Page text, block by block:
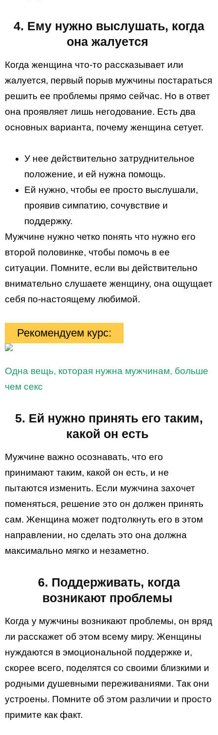
4. Ему нужно выслушать, когда
она жалуется
Когда женщина что-то рассказывает или
жалуется, первый порыв мужчины постараться
решить ее проблемы прямо сейчас. Но в ответ
она проявляет лишь негодование. Есть два
основных варианта, почему женщина сетует.
У нее действительно затруднительное
положение, и ей нужна помощь.
Ей нужно, чтобы ее просто выслушали,
проявив симпатию, сочувствие и
поддержку.
Мужчине нужно четко понять что нужно его
второй половинке, чтобы помочь в ее
ситуации. Помните, если вы действительно
внимательно слушаете женщину, она ощущает
себя по-настоящему любимой.
Рекомендуем курс:
Одна вещь, которая нужна мужчинам, больше
чем секс
5. Ей нужно принять его таким,
какой он есть
Мужчине важно осознавать, что его
принимают таким, какой он есть, и не
пытаются изменить. Если мужчина захочет
поменяться, решение это он должен принять
сам. Женщина может подтолкнуть его в этом
направлении, но сделать это она должна
максимально мягко и незаметно.
6. Поддерживать, когда
возникают проблемы
Когда у мужчины возникают проблемы, он вряд
ли расскажет об этом всему миру. Женщины
нуждаются в эмоциональной поддержке и,
скорее всего, поделятся со своими близкими и
родными душевными переживаниями. Так они
устроены. Помните об этом различии и просто
примите как факт.